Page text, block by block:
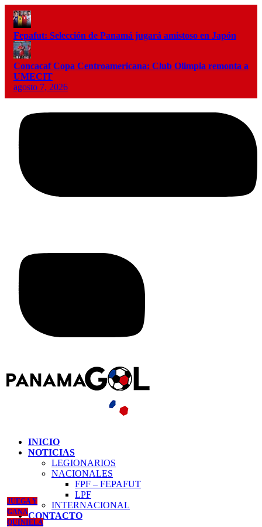
Fepafut: Selección de Panamá jugará amistoso en Japón
Concacaf Copa Centroamericana: Club Olimpia remonta a
UMECIT
agosto 7, 2026
INICIO
NOTICIAS
LEGIONARIOS
NACIONALES
FPF – FEPAFUT
LPF
INTERNACIONAL
CONTACTO
JUEGA Y
GANA
QUINIELA